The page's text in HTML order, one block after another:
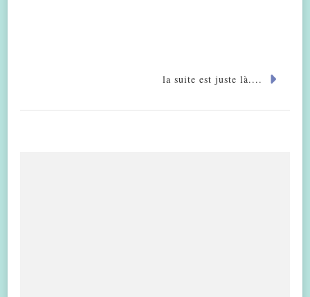
la suite est juste là....